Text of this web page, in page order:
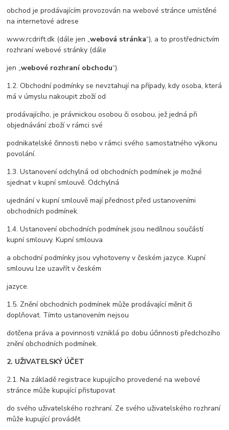
obchod je prodávajícím provozován na webové stránce umístěné
na internetové adrese
www.rcdrift.dk (dále jen „webová stránka“), a to prostřednictvím
rozhraní webové stránky (dále
jen „webové rozhraní obchodu“).
1.2. Obchodní podmínky se nevztahují na případy, kdy osoba, která
má v úmyslu nakoupit zboží od
prodávajícího, je právnickou osobou či osobou, jež jedná při
objednávání zboží v rámci své
podnikatelské činnosti nebo v rámci svého samostatného výkonu
povolání.
1.3. Ustanovení odchylná od obchodních podmínek je možné
sjednat v kupní smlouvě. Odchylná
ujednání v kupní smlouvě mají přednost před ustanoveními
obchodních podmínek.
1.4. Ustanovení obchodních podmínek jsou nedílnou součástí
kupní smlouvy. Kupní smlouva
a obchodní podmínky jsou vyhotoveny v českém jazyce. Kupní
smlouvu lze uzavřít v českém
jazyce.
1.5. Znění obchodních podmínek může prodávající měnit či
doplňovat. Tímto ustanovením nejsou
dotčena práva a povinnosti vzniklá po dobu účinnosti předchozího
znění obchodních podmínek.
2. UŽIVATELSKÝ ÚČET
2.1. Na základě registrace kupujícího provedené na webové
stránce může kupující přistupovat
do svého uživatelského rozhraní. Ze svého uživatelského rozhraní
může kupující provádět